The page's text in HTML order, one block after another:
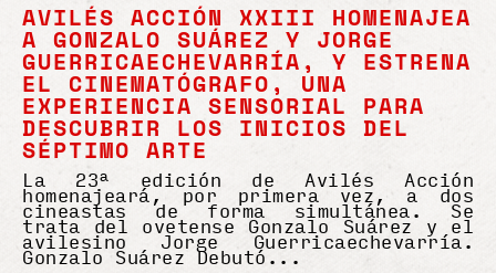
AVILÉS ACCIÓN XXIII HOMENAJEA
A GONZALO SUÁREZ Y JORGE
GUERRICAECHEVARRÍA, Y ESTRENA
EL CINEMATÓGRAFO, UNA
EXPERIENCIA SENSORIAL PARA
DESCUBRIR LOS INICIOS DEL
SÉPTIMO ARTE
La 23ª edición de Avilés Acción
homenajeará, por primera vez, a dos
cineastas de forma simultánea. Se
trata del ovetense Gonzalo Suárez y el
avilesino Jorge Guerricaechevarría.
Gonzalo Suárez Debutó